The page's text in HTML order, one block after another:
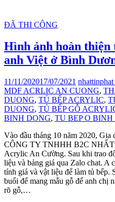
ĐÃ THI CÔNG
Hình ảnh hoàn
anh Việt ở Bình
11/11/202017/07/2021
MDF ACRLIC AN CUONG,
DUONG, TỦ BẾP ACRYLIC,
DUONG, TỦ BẾP GỖ
BINH DONG, TU BEP O
Vào đầu tháng 10 năm 2020, Gia
CÔNG TY TNHHH B2C NHẤT
Acrylic An Cường. Sau khi trao
liệu và bảng giá qua Zalo chat. A
tính giá và vật liệu để làm tủ bếp.
buổi để mang mẫu gỗ để anh chị
rõ gỗ,…